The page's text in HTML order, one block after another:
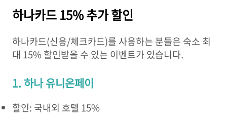
하나카드 15% 추가 할인
하나카드(신용/체크카드)를 사용하는 분들은 숙소 최
대 15% 할인받을 수 있는 이벤트가 있습니다.
1. 하나 유니온페이
할인: 국내외 호텔 15%